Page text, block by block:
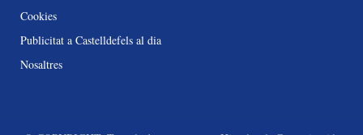
Cookies
Publicitat a Castelldefels al dia
Nosaltres